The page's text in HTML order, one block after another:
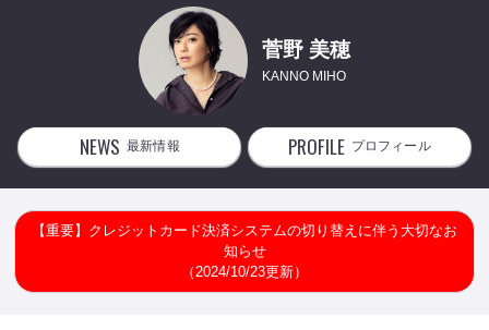
菅野 美穂
KANNO MIHO
NEWS 最新情報 PROFILE プロフィール
【重要】クレジットカード決済システムの切り替えに伴う大切なお
知らせ
（2024/10/23更新）